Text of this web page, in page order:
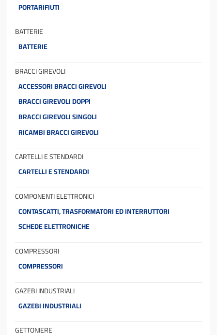
PORTARIFIUTI
BATTERIE
BATTERIE
BRACCI GIREVOLI
ACCESSORI BRACCI GIREVOLI
BRACCI GIREVOLI DOPPI
BRACCI GIREVOLI SINGOLI
RICAMBI BRACCI GIREVOLI
CARTELLI E STENDARDI
CARTELLI E STENDARDI
COMPONENTI ELETTRONICI
CONTASCATTI, TRASFORMATORI ED INTERRUTTORI
SCHEDE ELETTRONICHE
COMPRESSORI
COMPRESSORI
GAZEBI INDUSTRIALI
GAZEBI INDUSTRIALI
GETTONIERE